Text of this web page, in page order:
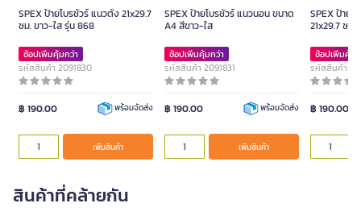
SPEX ป้ายโบรชัวร์ แนวตั้ง 21x29.7
ซม. ขาว-ใส รุ่น 868
ช้อปเพิ่มคุ้มกว่า
รหัสสินค้า 2091830
฿ 190.00 พร้อมจัดส่ง
เพิ่มสินค้า
SPEX ป้ายโบรชัวร์ แนวนอน ขนาด
A4 สีขาว-ใส
ช้อปเพิ่มคุ้มกว่า
รหัสสินค้า 2091831
฿ 190.00 พร้อมจัดส่ง
เพิ่มสินค้า
SPEX ป้าย
21x29.7 ซม.
ช้อปเพิ่มคุ้ม
รหัสสินค้า
฿ 190.00
สินค้าที่คล้ายกัน